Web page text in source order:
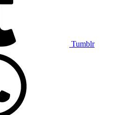
Tumblr